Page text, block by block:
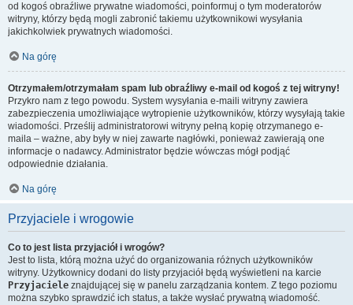
od kogoś obraźliwe prywatne wiadomości, poinformuj o tym moderatorów
witryny, którzy będą mogli zabronić takiemu użytkownikowi wysyłania
jakichkolwiek prywatnych wiadomości.
Na górę
Otrzymałem/otrzymałam spam lub obraźliwy e-mail od kogoś z tej witryny!
Przykro nam z tego powodu. System wysyłania e-maili witryny zawiera
zabezpieczenia umożliwiające wytropienie użytkowników, którzy wysyłają takie
wiadomości. Prześlij administratorowi witryny pełną kopię otrzymanego e-
maila – ważne, aby były w niej zawarte nagłówki, ponieważ zawierają one
informacje o nadawcy. Administrator będzie wówczas mógł podjąć
odpowiednie działania.
Na górę
Przyjaciele i wrogowie
Co to jest lista przyjaciół i wrogów?
Jest to lista, którą można użyć do organizowania różnych użytkowników
witryny. Użytkownicy dodani do listy przyjaciół będą wyświetleni na karcie
Przyjaciele znajdującej się w panelu zarządzania kontem. Z tego poziomu
można szybko sprawdzić ich status, a także wysłać prywatną wiadomość.